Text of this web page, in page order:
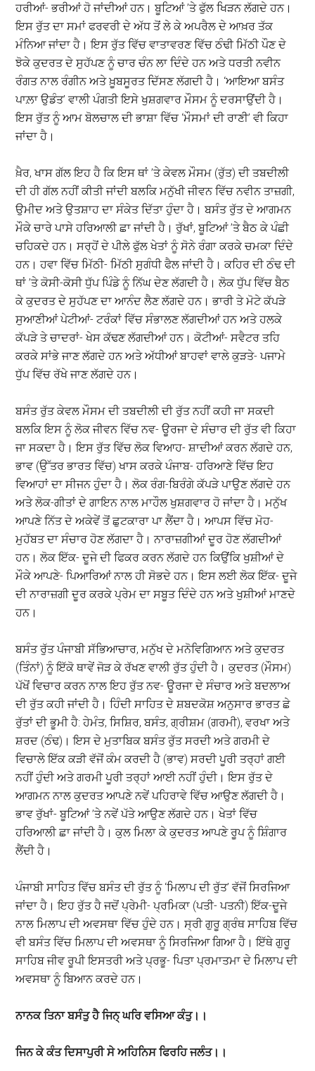
ਹਰੀਆਂ- ਭਰੀਆਂ ਹੋ ਜਾਂਦੀਆਂ ਹਨ। ਬੂਟਿਆਂ ’ਤੇ ਫੁੱਲ ਖਿੜਨ ਲੱਗਦੇ ਹਨ।
ਇਸ ਰੁੱਤ ਦਾ ਸਮਾਂ ਫਰਵਰੀ ਦੇ ਅੱਧ ਤੋਂ ਲੇ ਕੇ ਅਪਰੈਲ ਦੇ ਆਖ਼ਰ ਤੱਕ
ਮੰਨਿਆ ਜਾਂਦਾ ਹੈ। ਇਸ ਰੁੱਤ ਵਿੱਚ ਵਾਤਾਵਰਣ ਵਿੱਚ ਠੰਢੀ ਮਿੱਠੀ ਪੌਣ ਦੇ
ਝੋਕੇ ਕੁਦਰਤ ਦੇ ਸੁਹੱਪਣ ਨੂੰ ਚਾਰ ਚੰਨ ਲਾ ਦਿੰਦੇ ਹਨ ਅਤੇ ਧਰਤੀ ਨਵੀਨ
ਰੰਗਤ ਨਾਲ ਰੰਗੀਨ ਅਤੇ ਖ਼ੂਬਸੂਰਤ ਦਿੱਸਣ ਲੱਗਦੀ ਹੈ। ‘ਆਇਆ ਬਸੰਤ
ਪਾਲ਼ਾ ਉਡੰਤ’ ਵਾਲੀ ਪੰਗਤੀ ਇਸੇ ਖੁਸ਼ਗਵਾਰ ਮੌਸਮ ਨੂੰ ਦਰਸਾਉਂਦੀ ਹੈ।
ਇਸ ਰੁੱਤ ਨੂੰ ਆਮ ਬੋਲਚਾਲ ਦੀ ਭਾਸ਼ਾ ਵਿੱਚ ‘ਮੌਸਮਾਂ ਦੀ ਰਾਣੀ’ ਵੀ ਕਿਹਾ
ਜਾਂਦਾ ਹੈ।
ਖ਼ੈਰ, ਖਾਸ ਗੱਲ ਇਹ ਹੈ ਕਿ ਇਸ ਥਾਂ ’ਤੇ ਕੇਵਲ ਮੌਸਮ (ਰੁੱਤ) ਦੀ ਤਬਦੀਲੀ
ਦੀ ਹੀ ਗੱਲ ਨਹੀਂ ਕੀਤੀ ਜਾਂਦੀ ਬਲਕਿ ਮਨੁੱਖੀ ਜੀਵਨ ਵਿੱਚ ਨਵੀਨ ਤਾਜ਼ਗੀ,
ਉਮੀਦ ਅਤੇ ਉਤਸ਼ਾਹ ਦਾ ਸੰਕੇਤ ਦਿੱਤਾ ਹੁੰਦਾ ਹੈ। ਬਸੰਤ ਰੁੱਤ ਦੇ ਆਗਮਨ
ਮੌਕੇ ਚਾਰੇ ਪਾਸੇ ਹਰਿਆਲੀ ਛਾ ਜਾਂਦੀ ਹੈ। ਰੁੱਖਾਂ, ਬੂਟਿਆਂ ’ਤੇ ਬੈਠ ਕੇ ਪੰਛੀ
ਚਹਿਕਦੇ ਹਨ। ਸਰ੍ਹੋਂ ਦੇ ਪੀਲੇ ਫੁੱਲ ਖੇਤਾਂ ਨੂੰ ਸੋਨੇ ਰੰਗਾ ਕਰਕੇ ਚਮਕਾ ਦਿੰਦੇ
ਹਨ। ਹਵਾ ਵਿੱਚ ਮਿੱਠੀ- ਮਿੱਠੀ ਸੁਗੰਧੀ ਫੈਲ ਜਾਂਦੀ ਹੈ। ਕਹਿਰ ਦੀ ਠੰਢ ਦੀ
ਥਾਂ ’ਤੇ ਕੋਸੀ-ਕੋਸੀ ਧੁੱਪ ਪਿੰਡੇ ਨੂੰ ਨਿੱਘ ਦੇਣ ਲੱਗਦੀ ਹੈ। ਲੋਕ ਧੁੱਪ ਵਿੱਚ ਬੈਠ
ਕੇ ਕੁਦਰਤ ਦੇ ਸੁਹੱਪਣ ਦਾ ਆਨੰਦ ਲੈਣ ਲੱਗਦੇ ਹਨ। ਭਾਰੀ ਤੇ ਮੋਟੇ ਕੱਪੜੇ
ਸੁਆਣੀਆਂ ਪੇਟੀਆਂ- ਟਰੰਕਾਂ ਵਿੱਚ ਸੰਭਾਲਣ ਲੱਗਦੀਆਂ ਹਨ ਅਤੇ ਹਲਕੇ
ਕੱਪੜੇ ਤੇ ਚਾਦਰਾਂ- ਖੇਸ ਕੱਢਣ ਲੱਗਦੀਆਂ ਹਨ। ਕੋਟੀਆਂ- ਸਵੈਟਰ ਤਹਿ
ਕਰਕੇ ਸਾਂਭੇ ਜਾਣ ਲੱਗਦੇ ਹਨ ਅਤੇ ਅੱਧੀਆਂ ਬਾਹਵਾਂ ਵਾਲੇ ਕੁੜਤੇ- ਪਜਾਮੇ
ਧੁੱਪ ਵਿੱਚ ਰੱਖੇ ਜਾਣ ਲੱਗਦੇ ਹਨ।
ਬਸੰਤ ਰੁੱਤ ਕੇਵਲ ਮੌਸਮ ਦੀ ਤਬਦੀਲੀ ਦੀ ਰੁੱਤ ਨਹੀਂ ਕਹੀ ਜਾ ਸਕਦੀ
ਬਲਕਿ ਇਸ ਨੂੰ ਲੋਕ ਜੀਵਨ ਵਿੱਚ ਨਵ- ਊਰਜਾ ਦੇ ਸੰਚਾਰ ਦੀ ਰੁੱਤ ਵੀ ਕਿਹਾ
ਜਾ ਸਕਦਾ ਹੈ। ਇਸ ਰੁੱਤ ਵਿੱਚ ਲੋਕ ਵਿਆਹ- ਸ਼ਾਦੀਆਂ ਕਰਨ ਲੱਗਦੇ ਹਨ,
ਭਾਵ (ਉੱਤਰ ਭਾਰਤ ਵਿੱਚ) ਖਾਸ ਕਰਕੇ ਪੰਜਾਬ- ਹਰਿਆਣੇ ਵਿੱਚ ਇਹ
ਵਿਆਹਾਂ ਦਾ ਸੀਜਨ ਹੁੰਦਾ ਹੈ। ਲੋਕ ਰੰਗ-ਬਿਰੰਗੇ ਕੱਪੜੇ ਪਾਉਣ ਲੱਗਦੇ ਹਨ
ਅਤੇ ਲੋਕ-ਗੀਤਾਂ ਦੇ ਗਾਇਨ ਨਾਲ ਮਾਹੌਲ ਖੁਸ਼ਗਵਾਰ ਹੋ ਜਾਂਦਾ ਹੈ। ਮਨੁੱਖ
ਆਪਣੇ ਨਿੱਤ ਦੇ ਅਕੇਵੇਂ ਤੋਂ ਛੁਟਕਾਰਾ ਪਾ ਲੈਂਦਾ ਹੈ। ਆਪਸ ਵਿੱਚ ਮੋਹ-
ਮੁਹੱਬਤ ਦਾ ਸੰਚਾਰ ਹੋਣ ਲੱਗਦਾ ਹੈ। ਨਾਰਾਜ਼ਗੀਆਂ ਦੂਰ ਹੋਣ ਲੱਗਦੀਆਂ
ਹਨ। ਲੋਕ ਇੱਕ- ਦੂਜੇ ਦੀ ਫਿਕਰ ਕਰਨ ਲੱਗਦੇ ਹਨ ਕਿਉਂਕਿ ਖੁਸ਼ੀਆਂ ਦੇ
ਮੌਕੇ ਆਪਣੇ- ਪਿਆਰਿਆਂ ਨਾਲ ਹੀ ਸੋਭਦੇ ਹਨ। ਇਸ ਲਈ ਲੋਕ ਇੱਕ- ਦੂਜੇ
ਦੀ ਨਾਰਾਜ਼ਗੀ ਦੂਰ ਕਰਕੇ ਪ੍ਰੇਮ ਦਾ ਸਬੂਤ ਦਿੰਦੇ ਹਨ ਅਤੇ ਖੁਸ਼ੀਆਂ ਮਾਣਦੇ
ਹਨ।
ਬਸੰਤ ਰੁੱਤ ਪੰਜਾਬੀ ਸੱਭਿਆਚਾਰ, ਮਨੁੱਖ ਦੇ ਮਨੋਵਿਗਿਆਨ ਅਤੇ ਕੁਦਰਤ
(ਤਿੰਨਾਂ) ਨੂੰ ਇੱਕੋ ਥਾਵੇਂ ਜੋੜ ਕੇ ਰੱਖਣ ਵਾਲੀ ਰੁੱਤ ਹੁੰਦੀ ਹੈ। ਕੁਦਰਤ (ਮੌਸਮ)
ਪੱਖੋਂ ਵਿਚਾਰ ਕਰਨ ਨਾਲ ਇਹ ਰੁੱਤ ਨਵ- ਊਰਜਾ ਦੇ ਸੰਚਾਰ ਅਤੇ ਬਦਲਾਅ
ਦੀ ਰੁੱਤ ਕਹੀ ਜਾਂਦੀ ਹੈ। ਹਿੰਦੀ ਸਾਹਿਤ ਦੇ ਸ਼ਬਦਕੋਸ਼ ਅਨੁਸਾਰ ਭਾਰਤ ਛੇ
ਰੁੱਤਾਂ ਦੀ ਭੂਮੀ ਹੈ: ਹੇਮੰਤ, ਸਿਸ਼ਿਰ, ਬਸੰਤ, ਗ੍ਰੀਸ਼ਮ (ਗਰਮੀ), ਵਰਖਾ ਅਤੇ
ਸ਼ਰਦ (ਠੰਢ)। ਇਸ ਦੇ ਮੁਤਾਬਿਕ ਬਸੰਤ ਰੁੱਤ ਸਰਦੀ ਅਤੇ ਗਰਮੀ ਦੇ
ਵਿਚਾਲੇ ਇੱਕ ਕੜੀ ਵੱਜੋਂ ਕੰਮ ਕਰਦੀ ਹੈ (ਭਾਵ) ਸਰਦੀ ਪੂਰੀ ਤਰ੍ਹਾਂ ਗਈ
ਨਹੀਂ ਹੁੰਦੀ ਅਤੇ ਗਰਮੀ ਪੂਰੀ ਤਰ੍ਹਾਂ ਆਈ ਨਹੀਂ ਹੁੰਦੀ। ਇਸ ਰੁੱਤ ਦੇ
ਆਗਮਨ ਨਾਲ ਕੁਦਰਤ ਆਪਣੇ ਨਵੇਂ ਪਹਿਰਾਵੇ ਵਿੱਚ ਆਉਣ ਲੱਗਦੀ ਹੈ।
ਭਾਵ ਰੁੱਖਾਂ- ਬੂਟਿਆਂ ’ਤੇ ਨਵੇਂ ਪੱਤੇ ਆਉਣ ਲੱਗਦੇ ਹਨ। ਖੇਤਾਂ ਵਿੱਚ
ਹਰਿਆਲੀ ਛਾ ਜਾਂਦੀ ਹੈ। ਕੁਲ ਮਿਲਾ ਕੇ ਕੁਦਰਤ ਆਪਣੇ ਰੂਪ ਨੂੰ ਸ਼ਿੰਗਾਰ
ਲੈਂਦੀ ਹੈ।
ਪੰਜਾਬੀ ਸਾਹਿਤ ਵਿੱਚ ਬਸੰਤ ਦੀ ਰੁੱਤ ਨੂੰ ‘ਮਿਲਾਪ ਦੀ ਰੁੱਤ’ ਵੱਜੋਂ ਸਿਰਜਿਆ
ਜਾਂਦਾ ਹੈ। ਇਹ ਰੁੱਤ ਹੈ ਜਦੋਂ ਪ੍ਰੇਮੀ- ਪ੍ਰਮਿਕਾ (ਪਤੀ- ਪਤਨੀ) ਇੱਕ-ਦੂਜੇ
ਨਾਲ ਮਿਲਾਪ ਦੀ ਅਵਸਥਾ ਵਿੱਚ ਹੁੰਦੇ ਹਨ। ਸ੍ਰੀ ਗੁਰੂ ਗ੍ਰੰਥ ਸਾਹਿਬ ਵਿੱਚ
ਵੀ ਬਸੰਤ ਵਿੱਚ ਮਿਲਾਪ ਦੀ ਅਵਸਥਾ ਨੂੰ ਸਿਰਜਿਆ ਗਿਆ ਹੈ। ਇੱਥੇ ਗੁਰੂ
ਸਾਹਿਬ ਜੀਵ ਰੂਪੀ ਇਸਤਰੀ ਅਤੇ ਪ੍ਰਭੂ- ਪਿਤਾ ਪ੍ਰਮਾਤਮਾ ਦੇ ਮਿਲਾਪ ਦੀ
ਅਵਸਥਾ ਨੂੰ ਬਿਆਨ ਕਰਦੇ ਹਨ।
ਨਾਨਕ ਤਿਨਾ ਬਸੰਤੁ ਹੈ ਜਿਨ੍ ਘਰਿ ਵਸਿਆ ਕੰਤੁ।।
ਜਿਨ ਕੇ ਕੰਤ ਦਿਸਾਪੁਰੀ ਸੇ ਅਹਿਨਿਸ ਫਿਰਹਿ ਜਲੰਤ।।